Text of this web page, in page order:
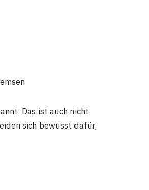
Das ist auch nicht
sich bewusst dafür,